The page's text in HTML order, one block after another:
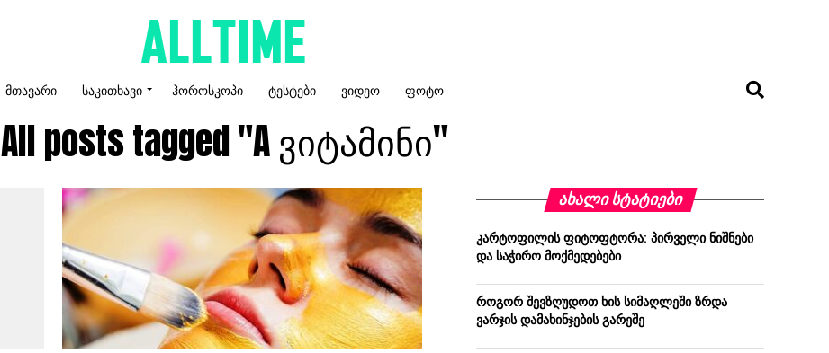
ᲛᲗᲐᲕᲐᲠᲘ ᲡᲐᲙᲘᲗᲮᲐᲕᲘ ᲰᲝᲠᲝᲡᲙᲝᲞᲘ ᲢᲔᲡᲢᲔᲑᲘ ᲕᲘᲓᲔᲝ ᲤᲝᲢᲝ
All posts tagged "A ვიტამინი"
ᲐᲮᲐᲚᲘ ᲡᲢᲐᲢᲘᲔᲑᲘ
კარტოფილის ფიტოფტორა: პირველი ნიშნები
და საჭირო მოქმედებები
როგორ შევზღუდოთ ხის სიმაღლეში ზრდა
ვარჯის დამახინჯების გარეშე